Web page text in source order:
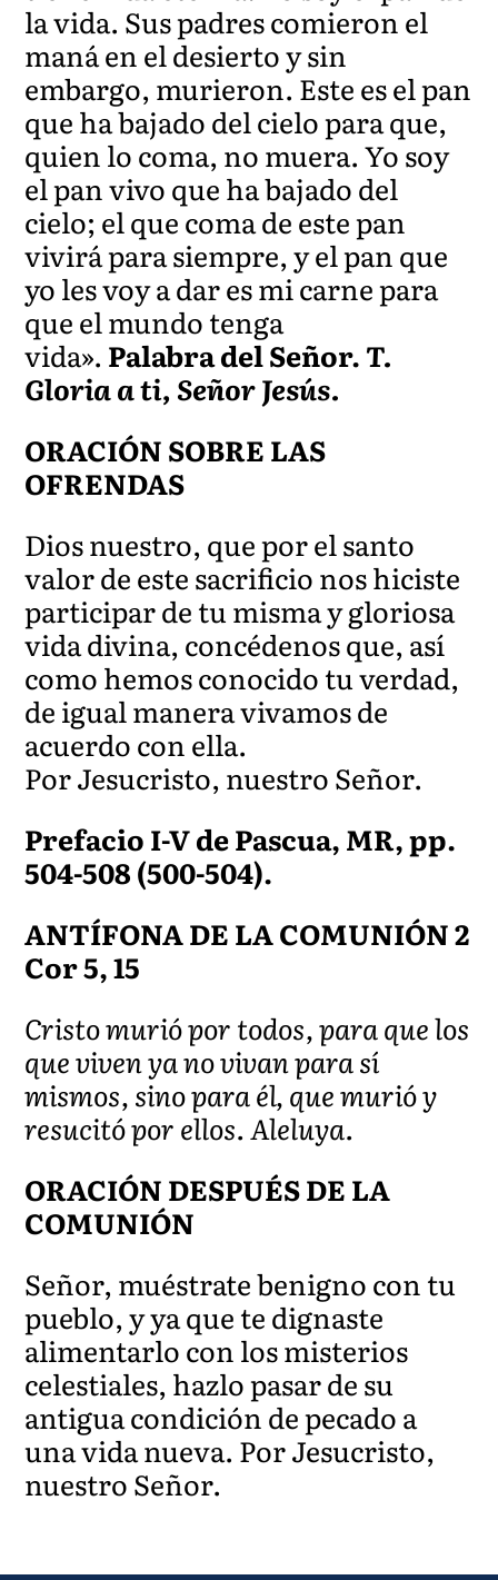
la vida. Sus padres comieron el
maná en el desierto y sin
embargo, murieron. Este es el pan
que ha bajado del cielo para que,
quien lo coma, no muera. Yo soy
el pan vivo que ha bajado del
cielo; el que coma de este pan
vivirá para siempre, y el pan que
yo les voy a dar es mi carne para
que el mundo tenga
vida». Palabra del Señor.T.
Gloria a ti, Señor Jesús.
ORACIÓN SOBRE LAS
OFRENDAS
Dios nuestro, que por el santo
valor de este sacrificio nos hiciste
participar de tu misma y gloriosa
vida divina, concédenos que, así
como hemos conocido tu verdad,
de igual manera vivamos de
acuerdo con ella.
Por Jesucristo, nuestro Señor.
Prefacio I-V de Pascua, MR, pp.
504-508 (500-504).
ANTÍFONA DE LA COMUNIÓN 2
Cor 5, 15
Cristo murió por todos, para que los
que viven ya no vivan para sí
mismos, sino para él, que murió y
resucitó por ellos. Aleluya.
ORACIÓN DESPUÉS DE LA
COMUNIÓN
Señor, muéstrate benigno con tu
pueblo, y ya que te dignaste
alimentarlo con los misterios
celestiales, hazlo pasar de su
antigua condición de pecado a
una vida nueva. Por Jesucristo,
nuestro Señor.